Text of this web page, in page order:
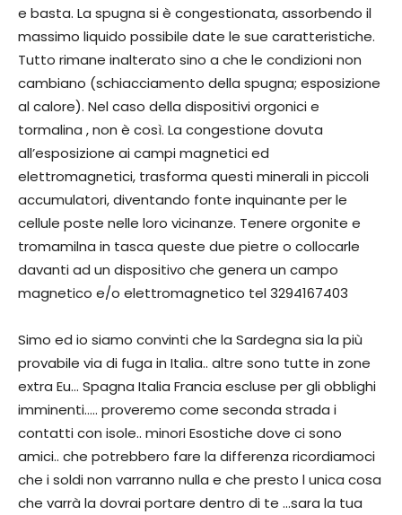
e basta. La spugna si è congestionata, assorbendo il
massimo liquido possibile date le sue caratteristiche.
Tutto rimane inalterato sino a che le condizioni non
cambiano (schiacciamento della spugna; esposizione
al calore). Nel caso della dispositivi orgonici e
tormalina , non è così. La congestione dovuta
all’esposizione ai campi magnetici ed
elettromagnetici, trasforma questi minerali in piccoli
accumulatori, diventando fonte inquinante per le
cellule poste nelle loro vicinanze. Tenere orgonite e
tromamilna in tasca queste due pietre o collocarle
davanti ad un dispositivo che genera un campo
magnetico e/o elettromagnetico tel 3294167403
Simo ed io siamo convinti che la Sardegna sia la più
provabile via di fuga in Italia.. altre sono tutte in zone
extra Eu… Spagna Italia Francia escluse per gli obblighi
imminenti….. proveremo come seconda strada i
contatti con isole.. minori Esostiche dove ci sono
amici.. che potrebbero fare la differenza ricordiamoci
che i soldi non varranno nulla e che presto l unica cosa
che varrà la dovrai portare dentro di te …sara la tua